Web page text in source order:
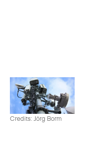
Credits: Jörg Borm